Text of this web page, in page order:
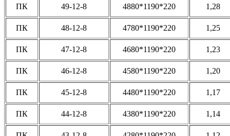
ПК 49-12-8 4880*1190*220 1,28
ПК 48-12-8 4780*1190*220 1,25
ПК 47-12-8 4680*1190*220 1,23
ПК 46-12-8 4580*1190*220 1,20
ПК 45-12-8 4480*1190*220 1,17
ПК 44-12-8 4380*1190*220 1,14